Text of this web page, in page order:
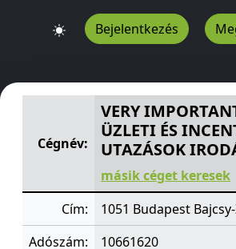
Bejelentkezés
VERY IMPORTANT PERSON
Cégnév:
VERY
ÜZLETI ÉS
UTAZÁSOK
másik céget keresek
Cím:
1051 Budapest
Adószám:
10661620